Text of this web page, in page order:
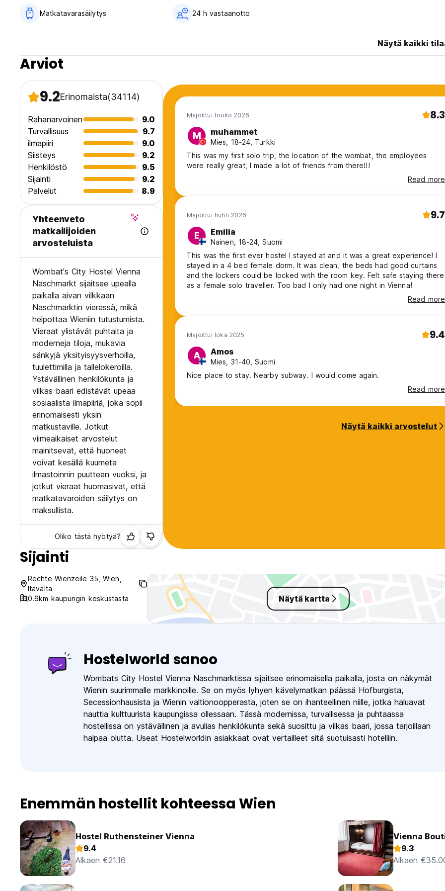
Matkatavarasäilytys 24 h vastaanotto
Näytä kaikki
Arviot
9.2Erinomaista(34114)
Rahanarvoinen
9.0
Turvallisuus
9.7
ilmapiiri
9.0
Siisteys
9.2
Henkilöstö
9.5
Sijainti
9.2
Palvelut
8.9
Yhteenveto
matkailijoiden
arvosteluista
Wombat's City Hostel Vienna
Naschmarkt sijaitsee upealla
paikalla aivan vilkkaan
Naschmarktin vieressä, mikä
helpottaa Wieniin tutustumista.
Vieraat ylistävät puhtaita ja
moderneja tiloja, mukavia
sänkyjä yksityisyysverhoilla,
tuulettimilla ja tallelokeroilla.
Ystävällinen henkilökunta ja
vilkas baari edistävät upeaa
sosiaalista ilmapiiriä, joka sopii
erinomaisesti yksin
matkustaville. Jotkut
viimeaikaiset arvostelut
mainitsevat, että huoneet
voivat kesällä kuumeta
ilmastoinnin puutteen vuoksi, ja
jotkut vieraat huomasivat, että
matkatavaroiden säilytys on
maksullista.
Oliko tästä hyötyä?
Majoittui touko 2026 8.3
M muhammet
Mies, 18-24, Turkki
This was my first solo trip, the location of the wombat, the employees
were really great, I made a lot of friends from there!!!
Read more
Majoittui huhti 2026 9.7
E Emilia
Nainen, 18-24, Suomi
This was the first ever hostel I stayed at and it was a great experience! I
stayed in a 4 bed female dorm. It was clean, the beds had good curtains
and the lockers could be locked with the room key. Felt safe staying there
as a female solo traveller. Too bad I only had one night in Vienna!
Read more
Majoittui loka 2025 9.4
A Amos
Mies, 31-40, Suomi
Nice place to stay. Nearby subway. I would come again.
Read more
Näytä kaikki arvostelut
Sijainti
Rechte Wienzeile 35, Wien,
Itävalta
0.6km kaupungin keskustasta
Näytä kartta
Hostelworld sanoo
Wombats City Hostel Vienna Naschmarktissa sijaitsee erinomaisella paikalla, josta on näkymät
Wienin suurimmalle markkinoille. Se on myös lyhyen kävelymatkan päässä Hofburgista,
Secessionhausista ja Wienin valtionoopperasta, joten se on ihanteellinen niille, jotka haluavat
nauttia kulttuurista kaupungissa ollessaan. Tässä modernissa, turvallisessa ja puhtaassa
hostellissa on ystävällinen ja avulias henkilökunta sekä suosittu ja vilkas baari, jossa tarjoillaan
halpaa olutta. Useat Hostelworldin asiakkaat ovat vertailleet sitä suotuisasti hotelliin.
Enemmän hostellit kohteessa Wien
Hostel Ruthensteiner Vienna
9.4
Alkaen €21.16
Vienna
9.3
Alkaen